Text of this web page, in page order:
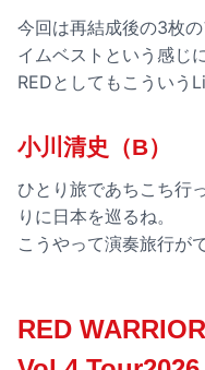
今回は再結成後の3枚
イムベストという感じ
REDとしてもこういう
小川清史（B）
ひとり旅であちこち行
りに日本を巡るね。
こうやって演奏旅行が
RED